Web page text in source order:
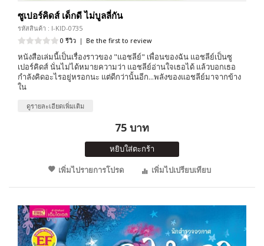
ซูเปอร์คิดส์ เด็กดี ไม่บูลลี่กัน
รหัสสินค้า : I-KID-0735
0 รีวิว | Be the first to review
หนังสือเล่มนี้เป็นเรื่องราวของ "แอชลีย์" เพื่อนของฉัน แอชลีย์เป็นซู
เปอร์คิดส์ นั่นไม่ได้หมายความว่า แอชลีย์อ่านใจเธอได้ แล้วบอกเธอ
กำลังคิดอะไรอยู่หรอกนะ แต่ดีกว่านั้นอีก...พลังของแอชลีย์มาจากข้าง
ใน
ดูรายละเอียดเพิ่มเติม
75 บาท
หยิบใส่ตะกร้า
เพิ่มไปรายการโปรด
เพิ่มไปเปรียบเทียบ